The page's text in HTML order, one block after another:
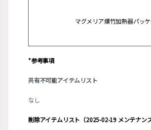
マグメリア爆竹加熱器パッ
*参考事項
共有不可能アイテムリスト
なし
削除アイテムリスト（2025-02-19 メンテナンス